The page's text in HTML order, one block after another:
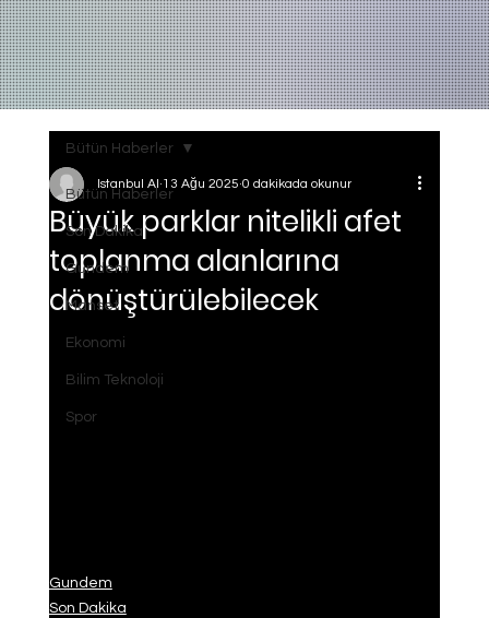
Bütün Haberler
Son Dakika
Gundem
Manset
Ekonomi
Bilim Teknoloji
Spor
Bütün Haberler
Büyük parklar nitelikli afet
toplanma alanlarına
dönüştürülebilecek
Istanbul AI 13 Ağu 2025 0 dakikada okunur
Gundem
Son Dakika